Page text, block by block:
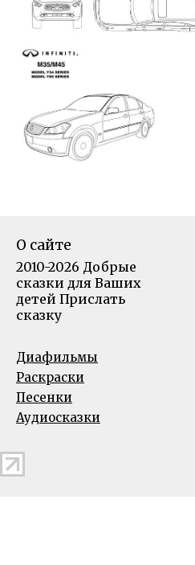
О сайте
2010-2026 Добрые
сказки для Ваших
детей Прислать
сказку
Диафильмы
Раскраски
Песенки
Аудиосказки